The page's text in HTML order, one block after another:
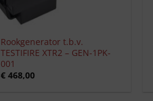
+
Rookgenerator t.b.v.
TESTIFIRE XTR2 – GEN-1PK-
001
€ 468,00